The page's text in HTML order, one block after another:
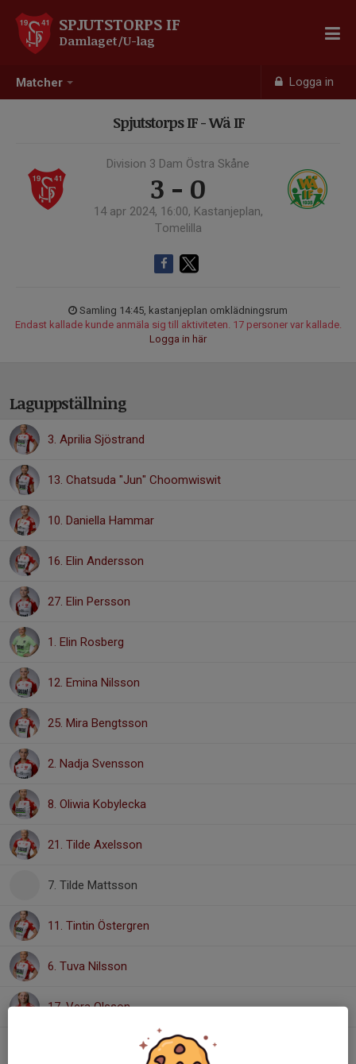
Matcher Logga in
SPJUTSTORPS IF
Damlaget/U-lag
Spjutstorps IF - Wä IF
Division 3 Dam Östra Skåne
3 - 0
14 apr 2024, 16:00, Kastanjeplan,
Tomelilla
Samling 14:45, kastanjeplan omklädningsrum
Endast kallade kunde anmäla sig till aktiviteten. 17 personer var kallade.
Logga in här
Laguppställning
3. Aprilia Sjöstrand
13. Chatsuda "Jun" Choomwiswit
10. Daniella Hammar
16. Elin Andersson
27. Elin Persson
1. Elin Rosberg
12. Emina Nilsson
25. Mira Bengtsson
2. Nadja Svensson
8. Oliwia Kobylecka
21. Tilde Axelsson
7. Tilde Mattsson
11. Tintin Östergren
6. Tuva Nilsson
17. Vera Olsson
20. Wilma Nilsson